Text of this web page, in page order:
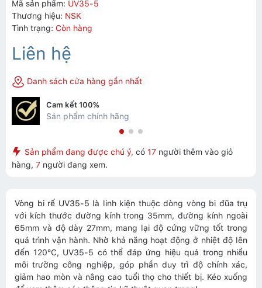
Mã sản phẩm: UV35-5
Thương hiệu: NSK
Tình trạng: Còn hàng
Liên hệ
Danh sách cửa hàng gần nhất
Cam kết 100%
Sản phẩm chính hãng
Sản phẩm đang được chú ý, có 17 người thêm vào giỏ
hàng, 7 người đang xem.
Vòng bi rế UV35-5 là linh kiện thuộc dòng vòng bi đũa trụ
với kích thước đường kính trong 35mm, đường kính ngoài
65mm và độ dày 27mm, mang lại độ cứng vững tốt trong
quá trình vận hành. Nhờ khả năng hoạt động ở nhiệt độ lên
đến 120°C, UV35-5 có thể đáp ứng hiệu quả trong nhiều
môi trường công nghiệp, góp phần duy trì độ chính xác,
giảm hao mòn và nâng cao tuổi thọ cho thiết bị. Kéo xuống